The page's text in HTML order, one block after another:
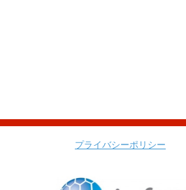
プライバシーポリシー